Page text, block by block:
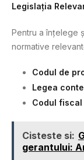
Legislația
Pentru a înțelege
normative
Codul de
Legea
Codul fiscal
Cisteste si:
gerantului: